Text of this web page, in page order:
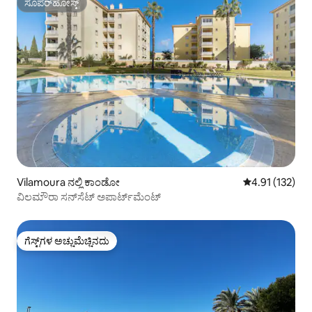
ಸೂಪರ್‌ಹೋಸ್ಟ್
ಸೂಪರ್‌ಹೋಸ್ಟ್
Vilamoura ನಲ್ಲಿ ಕಾಂಡೋ 5 ರಲ್ಲಿ 4.91
4.91 (132)
ವಿಲಮೌರಾ ಸನ್‌ಸೆಟ್ ಅಪಾರ್ಟ್‌ಮೆಂಟ್
ಗೆಸ್ಟ್‌ಗಳ ಅಚ್ಚುಮೆಚ್ಚಿನದು
ಗೆಸ್ಟ್‌ಗಳ ಅಚ್ಚುಮೆಚ್ಚಿನದು